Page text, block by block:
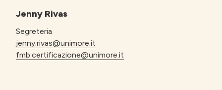
Jenny Rivas
Segreteria
jenny.rivas@unimore.it
fmb.certificazione@unimore.it